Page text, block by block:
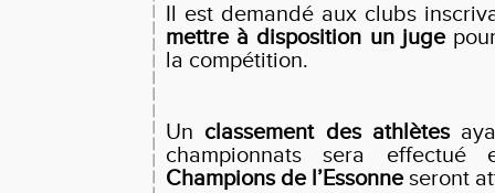
Il est demandé aux clubs
mettre à disposition un juge
la compétition.
Un classement des athlètes
championnats sera
Champions de l’Essonneseront